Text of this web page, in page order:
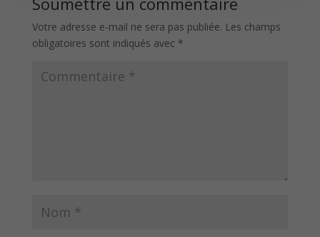
Votre adresse e-mail ne sera pas publiée. Les champs
obligatoires sont indiqués avec *